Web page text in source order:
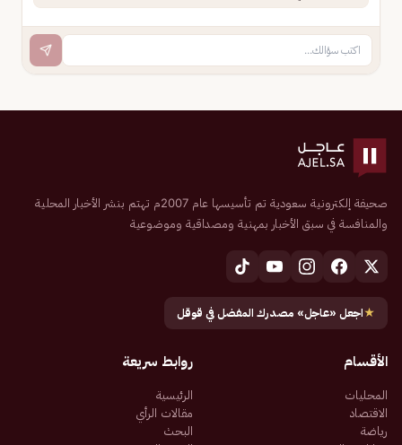
صحيفة إلكترونية سعودية تم تأسيسها عام 2007م تهتم بنشر الأخبار المحلية
والمنافسة في سبق الأخبار بمهنية ومصداقية وموضوعية
★اجعل «عاجل» مصدرك المفضل في قوقل
الأقسام
المحليات
الاقتصاد
رياضة
روابط سريعة
الرئيسية
مقالات الرأي
البحث